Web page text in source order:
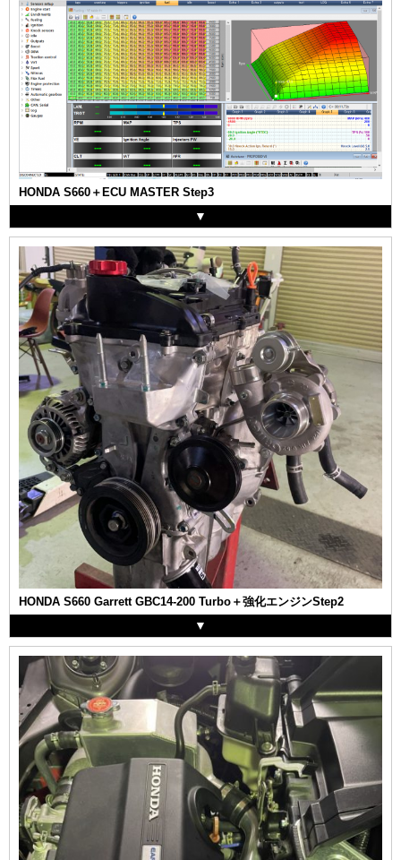
HONDA S660＋ECU MASTER Step3
HONDA S660 Garrett GBC14-200 Turbo＋強化エンジンStep2